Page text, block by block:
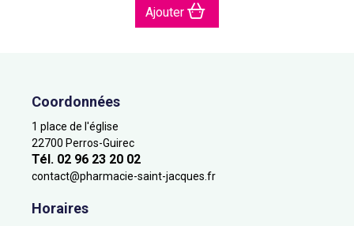
Ajouter
Coordonnées
1 place de l'église
22700 Perros-Guirec
Tél. 02 96 23 20 02
contact@pharmacie-saint-jacques.fr
Horaires